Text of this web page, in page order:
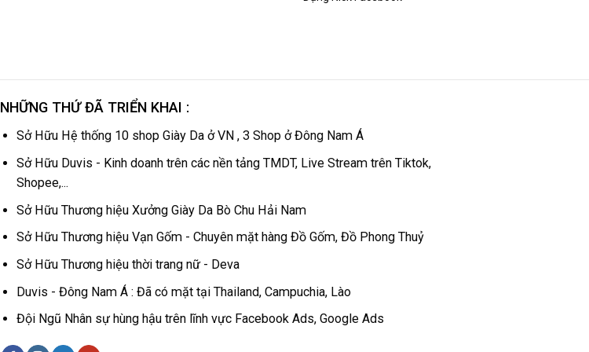
NHỮNG THỨ ĐÃ TRIỂN KHAI :
Sở Hữu Hệ thống 10 shop Giày Da ở VN , 3 Shop ở Đông Nam Á
Sở Hữu Duvis - Kinh doanh trên các nền tảng TMDT, Live Stream trên Tiktok,
Shopee,...
Sở Hữu Thương hiệu Xưởng Giày Da Bò Chu Hải Nam
Sở Hữu Thương hiệu Vạn Gốm - Chuyên mặt hàng Đồ Gốm, Đồ Phong Thuỷ
Sở Hữu Thương hiệu thời trang nữ - Deva
Duvis - Đông Nam Á : Đã có mặt tại Thailand, Campuchia, Lào
Đội Ngũ Nhân sự hùng hậu trên lĩnh vực Facebook Ads, Google Ads